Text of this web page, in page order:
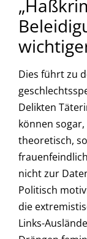
Dies führt zu
Delikten
können
theoretisch,
nicht zur
Politisch
die
Links-